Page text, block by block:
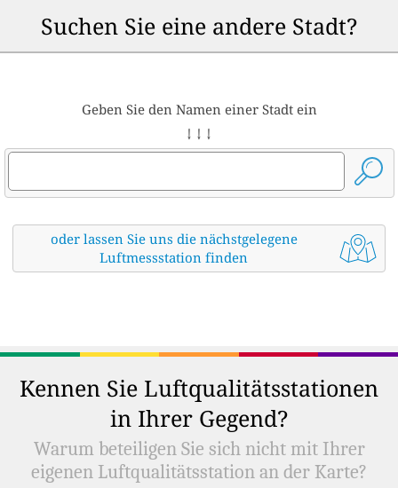
Suchen Sie eine andere Stadt?
Geben Sie den Namen einer Stadt ein
↓ ↓ ↓
oder lassen Sie uns die nächstgelegene
Luftmessstation finden
Kennen Sie Luftqualitätsstationen
in Ihrer Gegend?
Warum beteiligen Sie sich nicht mit Ihrer
eigenen Luftqualitätsstation an der Karte?